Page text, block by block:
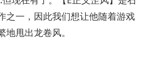
之一，因此我们想让他随着游戏
甩出龙卷风。